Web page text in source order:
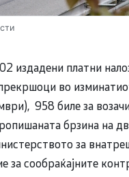
издадени платни
во
958 биле за
брзина на
за
за сообраќајните